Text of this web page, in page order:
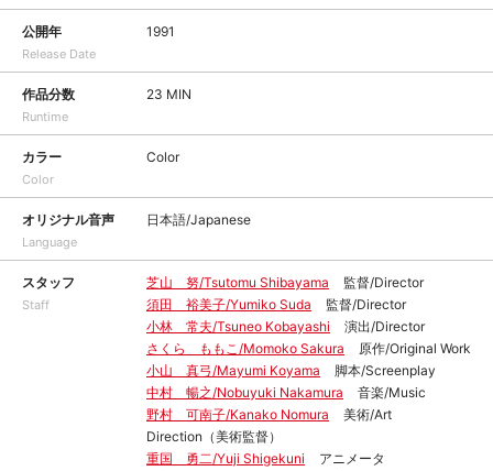
公開年
Release Date
1991
作品分数
Runtime
23 MIN
カラー
Color
Color
オリジナル音声
Language
日本語/Japanese
スタッフ
Staff
芝山 努/Tsutomu Shibayama
監督/Director
須田 裕美子/Yumiko Suda
監督/Director
小林 常夫/Tsuneo Kobayashi
演出/Director
さくら ももこ/Momoko Sakura
原作/Original Work
小山 真弓/Mayumi Koyama
脚本/Screenplay
中村 暢之/Nobuyuki Nakamura
音楽/Music
野村 可南子/Kanako Nomura
美術/Art
Direction（美術監督）
重国 勇二/Yuji Shigekuni
アニメータ